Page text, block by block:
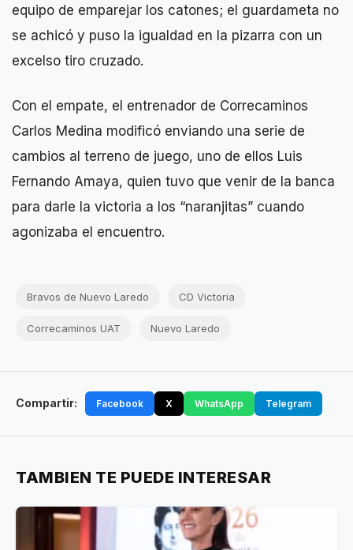
equipo de emparejar los catones; el guardameta no
se achicó y puso la igualdad en la pizarra con un
excelso tiro cruzado.
Con el empate, el entrenador de Correcaminos
Carlos Medina modificó enviando una serie de
cambios al terreno de juego, uno de ellos Luis
Fernando Amaya, quien tuvo que venir de la banca
para darle la victoria a los “naranjitas” cuando
agonizaba el encuentro.
Bravos de Nuevo Laredo CD Victoria
Correcaminos UAT Nuevo Laredo
Compartir: Facebook X WhatsApp Telegram
TAMBIEN TE PUEDE INTERESAR